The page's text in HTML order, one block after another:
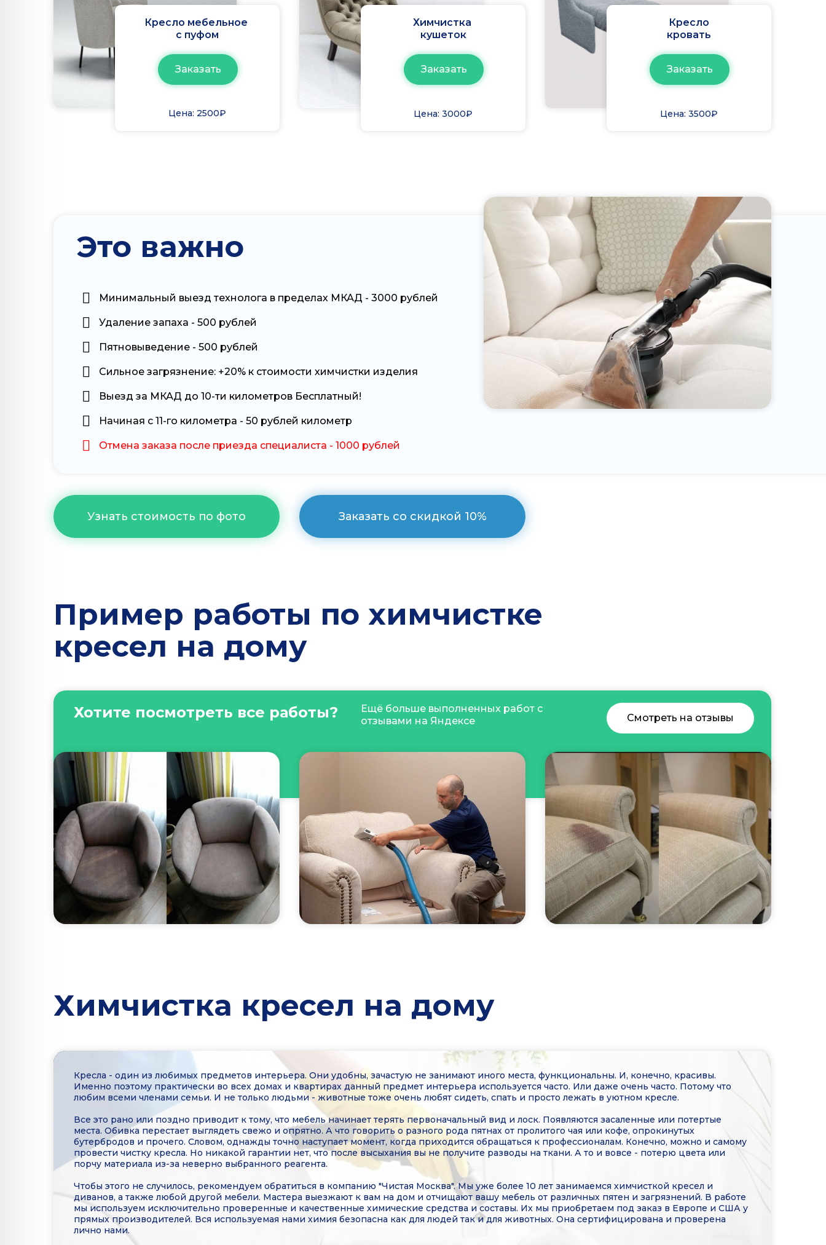
Кресло мебельное
с пуфом
Химчистка
кушеток
Заказать Заказать
Цена: 2500₽ Цена: 3000₽
Кресло
кровать
Заказать
Цена: 3500₽
Это важно
Минимальный выезд технолога в пределах МКАД - 3000 рублей
Удаление запаха - 500 рублей
Пятновыведение - 500 рублей
Сильное загрязнение: +20% к стоимости химчистки изделия
Выезд за МКАД до 10-ти километров Бесплатный!
Начиная с 11-го километра - 50 рублей километр
Отмена заказа после приезда специалиста - 1000 рублей
Узнать стоимость по фото Заказать со скидкой 10%
Пример работы по химчистке
кресел на дому
Хотите посмотреть все работы?
Ещё больше выполненных работ с
отзывами на Яндексе
Смотреть на отзывы
Химчистка кресел на дому
Кресла - один из любимых предметов интерьера. Они удобны, зачастую не занимают иного места, функциональны. И, конечно, красивы.
Именно поэтому практически во всех домах и квартирах данный предмет интерьера используется часто. Или даже очень часто. Потому что
любим всеми членами семьи. И не только людьми - животные тоже очень любят сидеть, спать и просто лежать в уютном кресле.
Все это рано или поздно приводит к тому, что мебель начинает терять первоначальный вид и лоск. Появляются засаленные или потертые
места. Обивка перестает выглядеть свежо и опрятно. А что говорить о разного рода пятнах от пролитого чая или кофе, опрокинутых
бутербродов и прочего. Словом, однажды точно наступает момент, когда приходится обращаться к профессионалам. Конечно, можно и самому
провести чистку кресла. Но никакой гарантии нет, что после высыхания вы не получите разводы на ткани. А то и вовсе - потерю цвета или
порчу материала из-за неверно выбранного реагента.
Чтобы этого не случилось, рекомендуем обратиться в компанию "Чистая Москва". Мы уже более 10 лет занимаемся химчисткой кресел и
диванов, а также любой другой мебели. Мастера выезжают к вам на дом и отчищают вашу мебель от различных пятен и загрязнений. В работе
мы используем исключительно проверенные и качественные химические средства и составы. Их мы приобретаем под заказ в Европе и США у
прямых производителей. Вся используемая нами химия безопасна как для людей так и для животных. Она сертифицирована и проверена
лично нами.